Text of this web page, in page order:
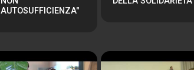
AUTOSUFFICIENZA"